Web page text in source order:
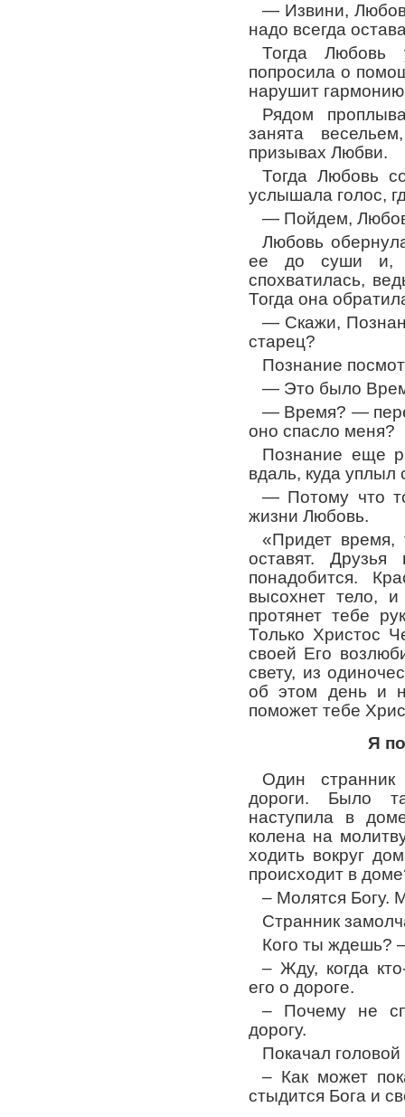
— Извини,
надо всегда
Тогда Любовь
попросила о
нарушит
Рядом
занята
призывах Любви.
Тогда Любовь
услышала голос,
— Пойдем,
Любовь
ее до суши и,
спохватилась,
Тогда она
— Скажи,
старец?
Познание
— Это было
— Время? —
оно спасло меня?
Познание еще
вдаль, куда уплыл
— Потому что
жизни Любовь.
«Придет
оставят. Друзья
понадобится.
высохнет тело,
протянет тебе
Только Христос
своей Его
свету, из
об этом день и
поможет тебе
Я
Один
дороги. Было
наступила в
колена на
ходить вокруг
происходит в
– Молятся Богу.
Странник
Кого ты ждешь?
– Жду, когда
его о дороге.
– Почему не
дорогу.
Покачал
– Как может
стыдится Бога и